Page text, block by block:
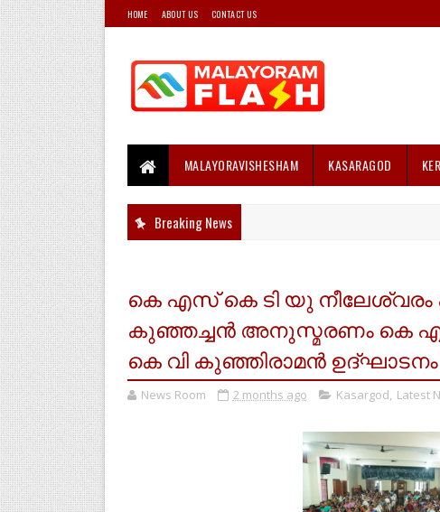
HOME ABOUT US CONTACT US
MALAYORAVISHESHAM KASARAGOD
Breaking News
കെ എസ് കെ ടി യു നീലേശ്വരം
കുഞ്ഞച്ചൻ അനുസ്മരണം കെ എസ്
കെ വി കുഞ്ഞിരാമൻ
News Room 2 months ago Kasargod, Latest